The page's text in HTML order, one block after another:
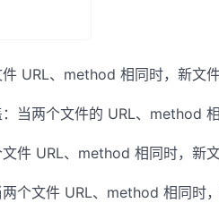
URL、method 相同时，新文件
当两个文件的 URL、method
件 URL、method 相同时，新文
个文件 URL、method 相同时